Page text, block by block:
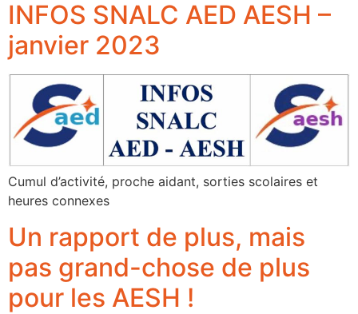
INFOS SNALC AED AESH –
janvier 2023
Cumul d’activité, proche aidant, sorties scolaires et
heures connexes
Un rapport de plus, mais
pas grand-chose de plus
pour les AESH !